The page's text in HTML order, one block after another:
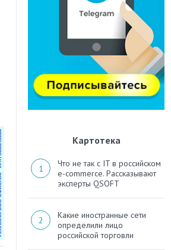
Картотека
Что не так с IT в российском
e-commerce. Рассказывают
эксперты QSOFT
Какие иностранные сети
определили лицо
российской торговли